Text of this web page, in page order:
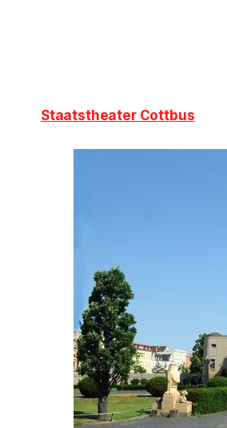
Staatstheater Cottbus